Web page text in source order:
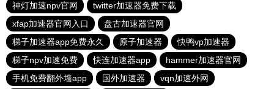
神灯加速npv官网
twitter加速器免费下载
xfap加速器官网入口
盘古加速器官网
梯子加速器app免费永久
原子加速器
快鸭vp加速器
梯子npv加速免费
快连加速器app
hammer加速器官网
手机免费翻外墙app
国外加速器
vqn加速外网